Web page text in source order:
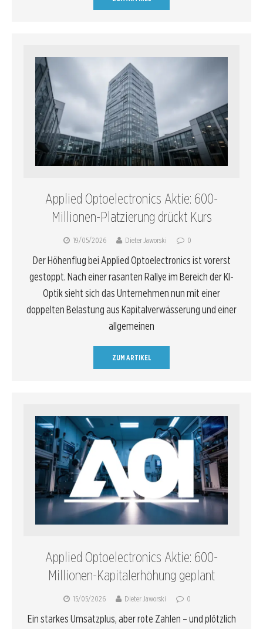
Applied Optoelectronics Aktie: 600-
Millionen-Platzierung drückt Kurs
19/05/2026 Dieter Jaworski 0
Der Höhenflug bei Applied Optoelectronics ist vorerst
gestoppt. Nach einer rasanten Rallye im Bereich der KI-
Optik sieht sich das Unternehmen nun mit einer
doppelten Belastung aus Kapitalverwässerung und einer
allgemeinen
ZUM ARTIKEL
Applied Optoelectronics Aktie: 600-
Millionen-Kapitalerhöhung geplant
15/05/2026 Dieter Jaworski 0
Ein starkes Umsatzplus, aber rote Zahlen – und plötzlich